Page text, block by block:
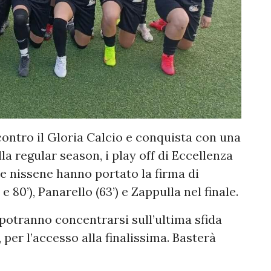
il Gloria Calcio e conquista con una
regular season, i play off di Eccellenza
nissene hanno portato la firma di
80’), Panarello (63’) e Zappulla nel finale.
concentrarsi sull’ultima sfida
l’accesso alla finalissima. Basterà